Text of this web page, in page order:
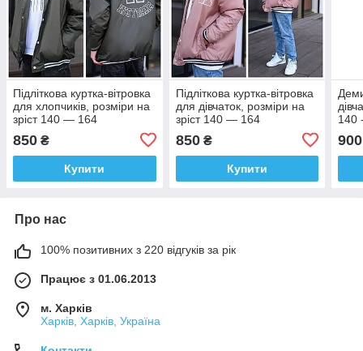
Підліткова куртка-вітровка
для хлопчиків, розміри на
зріст 140 — 164
850 ₴
Купити
Підліткова куртка-вітровка
для дівчаток, розміри на
зріст 140 — 164
850₴
Купити
140
900
Про нас
100% позитивних з 220 відгуків за рік
Працює з 01.06.2013
м. Харків
Харків, Харків, Україна